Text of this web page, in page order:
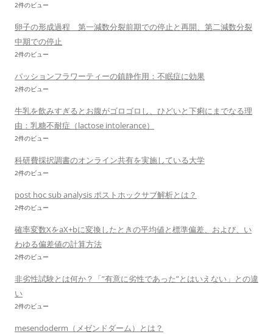
2件のビュー
卵子の形成過程 第一減数分裂前期での停止と再開、第二減数分裂
中期での停止
2件のビュー
パッションフラワーティーの鎮静作用：不眠症に効果
2件のビュー
牛乳を飲みすぎるとお腹がゴロゴロし、ひどいと下痢にまでなる理
由：乳糖不耐症（lactose intolerance）
2件のビュー
科研費採択調書のオンライン共有を実施している大学
2件のビュー
post hoc sub analysis ポストホックサブ解析とは？
2件のビュー
確率変数XをaX+bに変換したときの平均値と標準偏差、および、い
わゆる偏差値の計算方法
2件のビュー
非劣性試験とは何か？「”有意に劣性であった”とはいえない」との違
い
2件のビュー
mesendoderm（メゼンドダーム）とは？